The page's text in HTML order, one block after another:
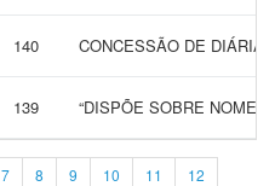
140 CONCESSÃO DE
139 “DISPÕE SOBRE
7 8 9 10 11
12